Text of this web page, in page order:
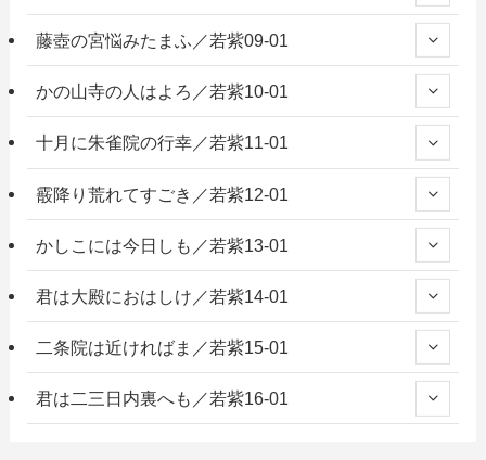
藤壺の宮悩みたまふ／若紫09-01
かの山寺の人はよろ／若紫10-01
十月に朱雀院の行幸／若紫11-01
霰降り荒れてすごき／若紫12-01
かしこには今日しも／若紫13-01
君は大殿におはしけ／若紫14-01
二条院は近ければま／若紫15-01
君は二三日内裏へも／若紫16-01